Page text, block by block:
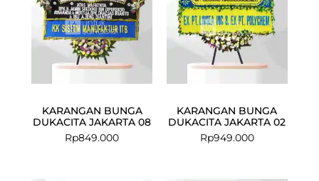
KARANGAN BUNGA
DUKACITA JAKARTA 08
Rp849.000
KARANGAN BUNGA
DUKACITA JAKARTA 02
Rp949.000